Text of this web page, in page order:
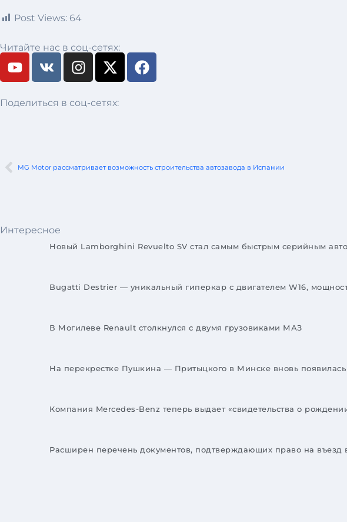
Post Views: 64
Читайте нас в соц-сетях:
Поделиться в соц-сетях:
MG Motor рассматривает возможность строительства автозавода в Испании
Интересное
Новый Lamborghini Revuelto SV стал самым быстрым серийным
Bugatti Destrier — уникальный гиперкар с двигателем W16,
В Могилеве Renault столкнулся с двумя грузовиками МАЗ
На перекрестке Пушкина — Притыцкого в Минске вновь появилась
Компания Mercedes-Benz теперь выдает «свидетельства о
Расширен перечень документов, подтверждающих право на въезд